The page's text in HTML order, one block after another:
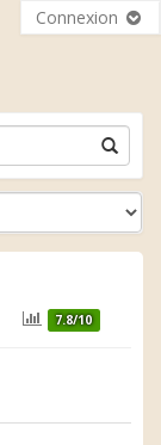
Connexion
7.8/10